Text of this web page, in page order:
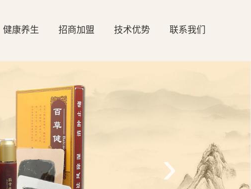
健康养生 招商加盟 技术优势 联系我们
›